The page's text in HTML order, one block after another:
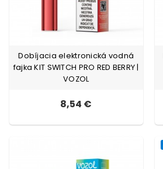
Dobíjacia elektronická vodná
fajka KIT SWITCH PRO RED BERRY |
VOZOL
8,54 €